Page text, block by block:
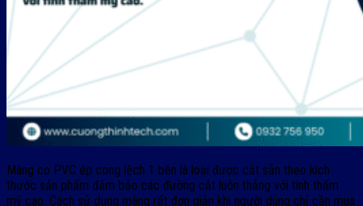
Màng co PVC ép cong lệch 1 bên là loại được cắt sẵn theo kích
thước sản phẩm đảm bảo các đường cắt luôn thẳng với tính thẩm
mỹ cao. Cách sử dụng màng rất đơn giản khi người dùng chỉ cần mua